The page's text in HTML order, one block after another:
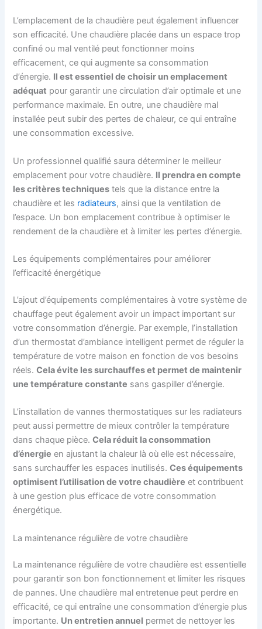
L’emplacement de la chaudière peut également influencer
son efficacité. Une chaudière placée dans un espace trop
confiné ou mal ventilé peut fonctionner moins
efficacement, ce qui augmente sa consommation
d’énergie. Il est essentiel de choisir un emplacement
adéquat pour garantir une circulation d’air optimale et une
performance maximale. En outre, une chaudière mal
installée peut subir des pertes de chaleur, ce qui entraîne
une consommation excessive.
Un professionnel qualifié saura déterminer le meilleur
emplacement pour votre chaudière. Il prendra en compte
les critères techniques tels que la distance entre la
chaudière et les radiateurs, ainsi que la ventilation de
l’espace. Un bon emplacement contribue à optimiser le
rendement de la chaudière et à limiter les pertes d’énergie.
Les équipements complémentaires pour améliorer
l’efficacité énergétique
L’ajout d’équipements complémentaires à votre système de
chauffage peut également avoir un impact important sur
votre consommation d’énergie. Par exemple, l’installation
d’un thermostat d’ambiance intelligent permet de réguler la
température de votre maison en fonction de vos besoins
réels.Cela évite les surchauffes et permet de maintenir
une température constante sans gaspiller d’énergie.
L’installation de vannes thermostatiques sur les radiateurs
peut aussi permettre de mieux contrôler la température
dans chaque pièce.Cela réduit la consommation
d’énergie en ajustant la chaleur là où elle est nécessaire,
sans surchauffer les espaces inutilisés.Ces équipements
optimisent l’utilisation de votre chaudière et contribuent
à une gestion plus efficace de votre consommation
énergétique.
La maintenance régulière de votre chaudière
La maintenance régulière de votre chaudière est essentielle
pour garantir son bon fonctionnement et limiter les risques
de pannes. Une chaudière mal entretenue peut perdre en
efficacité, ce qui entraîne une consommation d’énergie plus
importante. Un entretien annuel permet de nettoyer les